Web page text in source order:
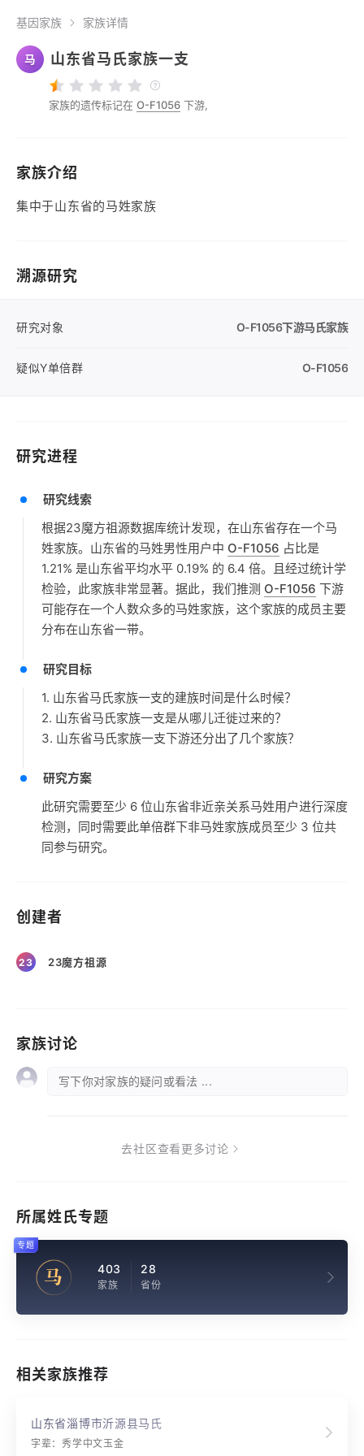
基因家族 家族详情
马 山东省马氏家族一支
家族的遗传标记在 O-F1056 下游,
家族介绍
集中于山东省的马姓家族
溯源研究
研究对象 O-F1056下游马氏家族
疑似Y单倍群 O-F1056
研究进程
研究线索
根据23魔方祖源数据库统计发现，在山东省存在一个马
姓家族。山东省的马姓男性用户中 O-F1056 占比是
1.21% 是山东省平均水平 0.19% 的 6.4 倍。且经过统计学
检验，此家族非常显著。据此，我们推测 O-F1056 下游
可能存在一个人数众多的马姓家族，这个家族的成员主要
分布在山东省一带。
研究目标
1. 山东省马氏家族一支的建族时间是什么时候？
2. 山东省马氏家族一支是从哪儿迁徙过来的？
3. 山东省马氏家族一支下游还分出了几个家族？
研究方案
此研究需要至少 6 位山东省非近亲关系马姓用户进行深度
检测，同时需要此单倍群下非马姓家族成员至少 3 位共
同参与研究。
创建者
23 23魔方祖源
家族讨论
写下你对家族的疑问或看法 ...
去社区查看更多讨论
所属姓氏专题
马 403
家族
28
省份
专题
相关家族推荐
山东省淄博市沂源县马氏
字辈：秀学中文玉金